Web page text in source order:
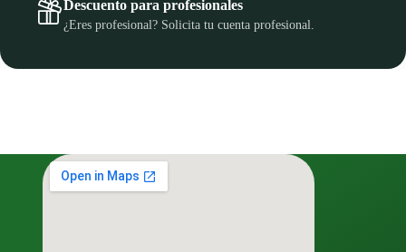
Descuento para profesionales
¿Eres profesional? Solicita tu cuenta profesional.